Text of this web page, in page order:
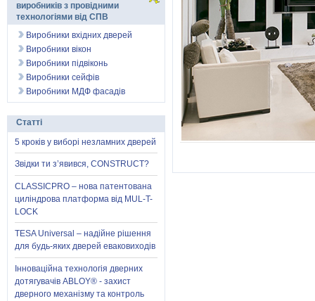
виробників з провідними
технологіями від СПВ
Виробники вхідних дверей
Виробники вікон
Виробники підвіконь
Виробники сейфів
Виробники МДФ фасадів
Статті
5 кроків у виборі незламних дверей
Звідки ти з’явився, CONSTRUCT?
CLASSICPRO – нова патентована
циліндрова платформа від MUL-T-
LOCK
TESA Universal – надійне рішення
для будь-яких дверей еваковиходів
Інноваційна технологія дверних
дотягувачів ABLOY® - захист
дверного механізму та контроль